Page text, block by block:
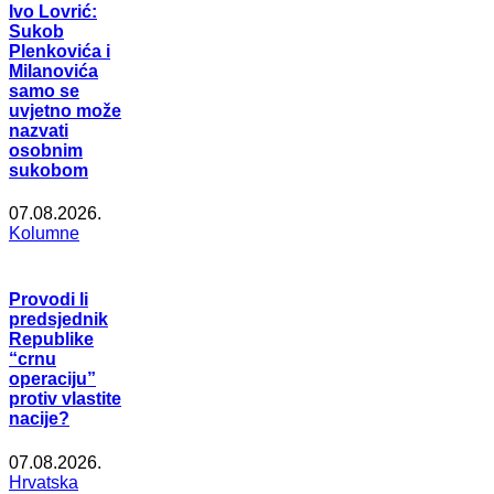
Ivo Lovrić:
Sukob
Plenkovića i
Milanovića
samo se
uvjetno može
nazvati
osobnim
sukobom
07.08.2026.
Kolumne
Provodi li
predsjednik
Republike
“crnu
operaciju”
protiv vlastite
nacije?
07.08.2026.
Hrvatska